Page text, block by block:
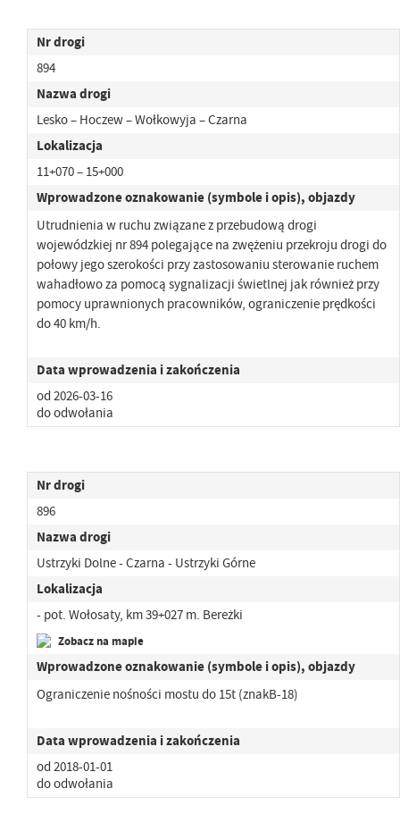
Nr drogi
894
Nazwa drogi
Lesko – Hoczew – Wołkowyja – Czarna
Lokalizacja
11+070 – 15+000
Wprowadzone oznakowanie (symbole i opis), objazdy
Utrudnienia w ruchu związane z przebudową drogi
wojewódzkiej nr 894 polegające na zwężeniu przekroju drogi do
połowy jego szerokości przy zastosowaniu sterowanie ruchem
wahadłowo za pomocą sygnalizacji świetlnej jak również przy
pomocy uprawnionych pracowników, ograniczenie prędkości
do 40 km/h.
Data wprowadzenia i zakończenia
od 2026-03-16
do odwołania
Nr drogi
896
Nazwa drogi
Ustrzyki Dolne - Czarna - Ustrzyki Górne
Lokalizacja
- pot. Wołosaty, km 39+027 m. Bereżki
Zobacz na mapie
Wprowadzone oznakowanie (symbole i opis), objazdy
Ograniczenie nośności mostu do 15t (znakB-18)
Data wprowadzenia i zakończenia
od 2018-01-01
do odwołania